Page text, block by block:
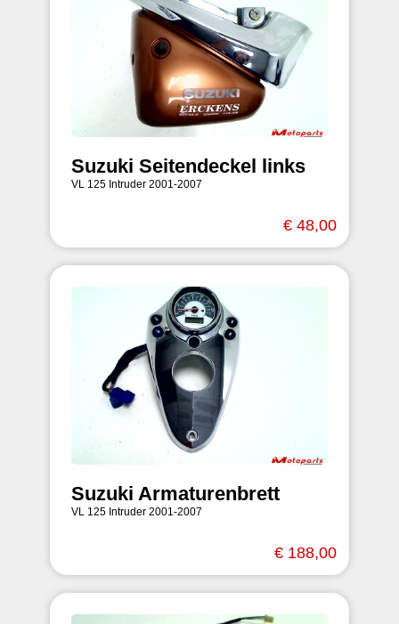
Suzuki Seitendeckel links
VL 125 Intruder 2001-2007
€ 48,00
Suzuki Armaturenbrett
VL 125 Intruder 2001-2007
€ 188,00